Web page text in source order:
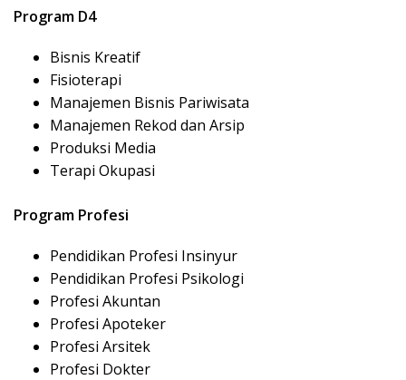
Program D4
Bisnis Kreatif
Fisioterapi
Manajemen Bisnis Pariwisata
Manajemen Rekod dan Arsip
Produksi Media
Terapi Okupasi
Program Profesi
Pendidikan Profesi Insinyur
Pendidikan Profesi Psikologi
Profesi Akuntan
Profesi Apoteker
Profesi Arsitek
Profesi Dokter